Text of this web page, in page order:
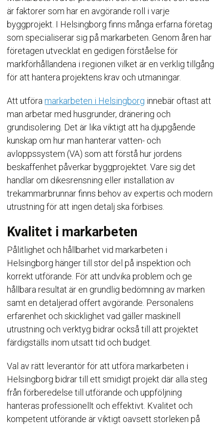
är faktorer som har en avgörande roll i varje
byggprojekt. I Helsingborg finns många erfarna företag
som specialiserar sig på markarbeten. Genom åren har
företagen utvecklat en gedigen förståelse för
markförhållandena i regionen vilket är en verklig tillgång
för att hantera projektens krav och utmaningar.
Att utföramarkarbeten i Helsingborg innebär oftast att
man arbetar med husgrunder, dränering och
grundisolering. Det är lika viktigt att ha djupgående
kunskap om hur man hanterar vatten- och
avloppssystem (VA) som att förstå hur jordens
beskaffenhet påverkar byggprojektet. Vare sig det
handlar om dikesrensning eller installation av
trekammarbrunnar finns behov av expertis och modern
utrustning för att ingen detalj ska förbises.
Kvalitet i markarbeten
Pålitlighet och hållbarhet vid markarbeten i
Helsingborg hänger till stor del på inspektion och
korrekt utförande. För att undvika problem och ge
hållbara resultat är en grundlig bedömning av marken
samt en detaljerad offert avgörande. Personalens
erfarenhet och skicklighet vad gäller maskinell
utrustning och verktyg bidrar också till att projektet
färdigställs inom utsatt tid och budget.
Val av rätt leverantör för att utföra markarbeten i
Helsingborg bidrar till ett smidigt projekt där alla steg
från förberedelse till utförande och uppföljning
hanteras professionellt och effektivt. Kvalitet och
kompetent utförande är viktigt oavsett storleken på